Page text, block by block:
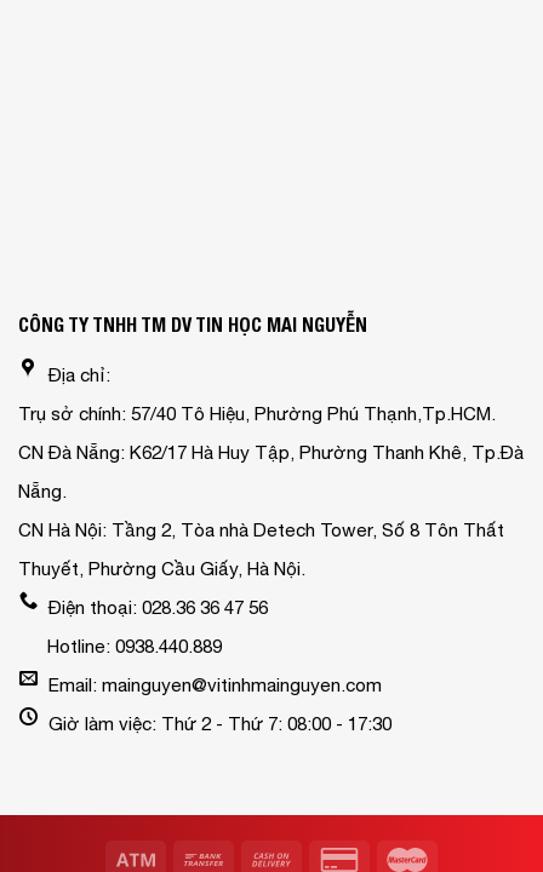
CÔNG TY TNHH TM DV TIN HỌC MAI NGUYỄN
Địa chỉ:
Trụ sở chính: 57/40 Tô Hiệu, Phường Phú Thạnh,Tp.HCM.
CN Đà Nẵng: K62/17 Hà Huy Tập, Phường Thanh Khê, Tp.Đà
Nẵng.
CN Hà Nội: Tầng 2, Tòa nhà Detech Tower, Số 8 Tôn Thất
Thuyết, Phường Cầu Giấy, Hà Nội.
Điện thoại: 028.36 36 47 56
Hotline: 0938.440.889
Email: mainguyen@vitinhmainguyen.com
Giờ làm việc: Thứ 2 - Thứ 7: 08:00 - 17:30